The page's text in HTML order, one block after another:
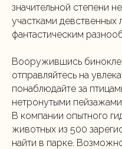
значительной степени
участками девственных
фантастическим
Вооружившись
отправляйтесь на
понаблюдайте за
нетронутыми
В компании опытного
животных из 500
найти в парке.